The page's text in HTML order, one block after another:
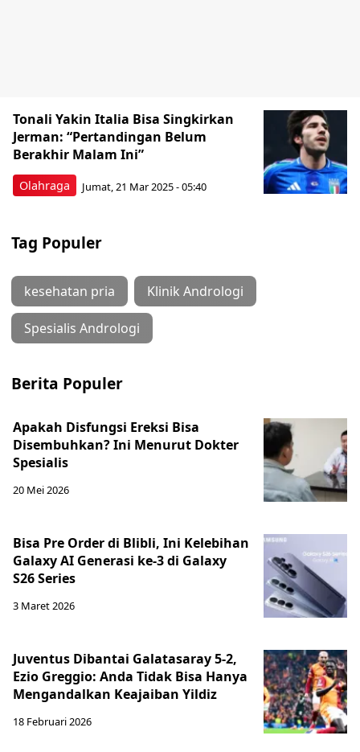
Olahraga
Tonali Yakin Italia Bisa Singkirkan
Jerman: “Pertandingan Belum
Berakhir Malam Ini”
Jumat, 21 Mar 2025 - 05:40
Tag Populer
kesehatan pria Klinik Andrologi
Spesialis Andrologi
Berita Populer
Apakah Disfungsi Ereksi Bisa
Disembuhkan? Ini Menurut Dokter
Spesialis
20 Mei 2026
Bisa Pre Order di Blibli, Ini Kelebihan
Galaxy AI Generasi ke-3 di Galaxy
S26 Series
3 Maret 2026
Juventus Dibantai Galatasaray 5-2,
Ezio Greggio: Anda Tidak Bisa Hanya
Mengandalkan Keajaiban Yildiz
18 Februari 2026